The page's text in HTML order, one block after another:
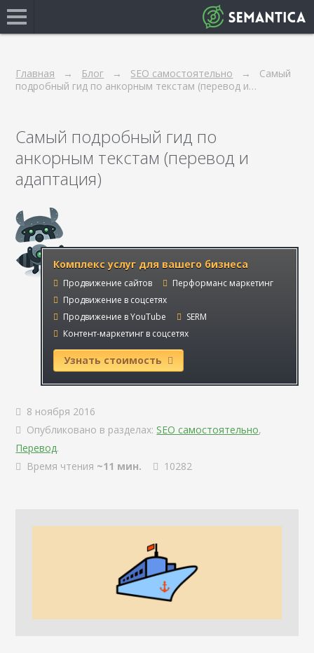
Главная Блог SEO самостоятельно
Самый
подробный гид по анкорным текстам (перевод и…
Самый подробный гид по
анкорным текстам (перевод и
адаптация)
Комплекс услуг для вашего бизнеса
Продвижение сайтов
Перформанс маркетинг
Продвижение в соцсетях
Продвижение в YouTube
SERM
Контент-маркетинг в соцсетях
Узнать стоимость
8 ноября 2016
Опубликовано в разделах: SEO самостоятельно,
Перевод.
Время чтения ~11 мин. 10282